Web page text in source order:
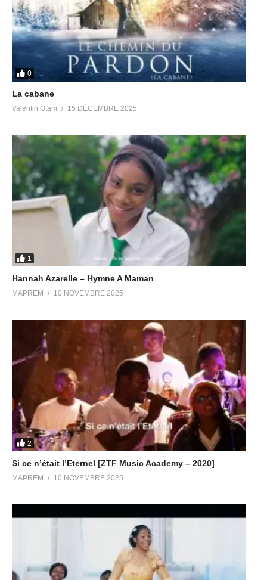
0
La cabane
Valentin Otam 15 DÉCEMBRE 2025
1
Hannah Azarelle – Hymne A Maman
MAPREM 10 NOVEMBRE 2025
2
Si ce n’était l’Eternel [ZTF Music Academy – 2020]
MAPREM 10 NOVEMBRE 2025